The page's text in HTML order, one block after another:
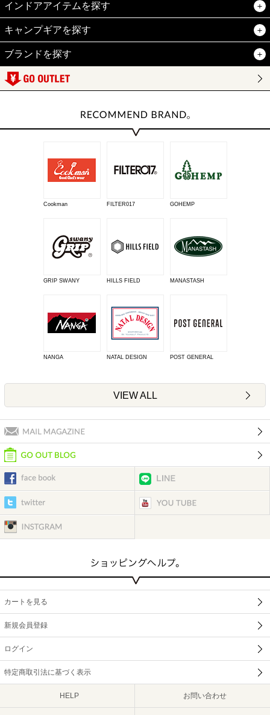
インドアアイテムを探す
キャンプギアを探す
ブランドを探す
Cookman FILTER017 GOHEMP
GRIP SWANY HILLS FIELD MANASTASH
NANGA NATAL DESIGN POST GENERAL
VIEW ALL
カートを見る
新規会員登録
ログイン
特定商取引法に基づく表示
HELP お問い合わせ